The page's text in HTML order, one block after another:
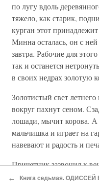
по лугу вдоль
тяжело, как старик,
курган этот
Минна осталась, он с
завтра. Рабочие для
так и останется
в своих недрах золотую
Золотистый свет
вокруг пахнут сеном.
лошади, мычит корова. А
мальчишка и играет на
навевают и радость и
Причетник зазвонил к
медленно плывет
←